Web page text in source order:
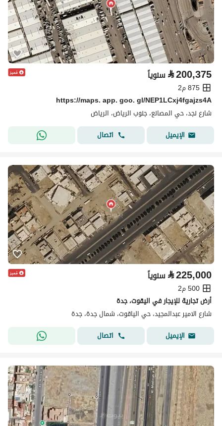
⃁200,375 سنوياً
875 م2
https://maps. app. goo. gl/NEP1LCxj4fgajzs4A
شارع نجد، حي المصانع، جنوب الرياض، الرياض
الإيميل
اتصال
⃁225,000 سنوياً
500 م2
أرض تجارية للإيجار في اليقوت، جدة
شارع الامير عبدالمجيد، حي الياقوت، شمال جدة، جدة
الإيميل
اتصال